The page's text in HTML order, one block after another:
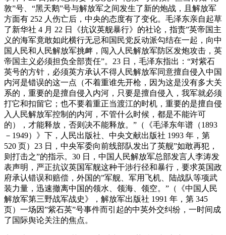
敦”号、“黑天鹅”号与解放军之间发生了新的炮战，且解放军
方面有 252 人伤亡后，中央的态度有了变化。毛泽东亲自起草
了新华社 4 月 22 日《抗议英舰暴行》的社论，指责”英帝国主
义的海军竟敢如此横行无忌和国民党反动派勾结在一起，向中
国人民和人民解放军挑衅，闯入人民解放军防区发炮攻击，英
帝国主义必须担负全部责任”。23 日，毛泽东指出：“对紫石
英号的方针，必须英方承认不得人民解放军同意擅自侵入中国
内河是错误的这一点（不着重谁先开枪，因为这是没有多大关
系的，重要的是擅自侵入内河，只要是擅自侵入，我军就必须
打它和扣留它；也不要着重正当渡江的时机，重要的是擅自侵
入人民解放军控制的内河，不管什么时候，都是不能许可
的），才能释放，否则决不能释放。”（《毛泽东年谱（1893
－1949）》下，人民出版社、中央文献出版社 1993 年，第
520 页）23 日，中央军委向前线部队发出了英舰”如敢再犯，
则打击之”的指示。30 日，中国人民解放军总部发言人李涛发
表声明，严正抗议英国军舰这种干涉行径和暴行，要求英国政
府承认错误和赔偿，外国的”军舰、军用飞机、陆战队等项武
装力量，迅速撤离中国的领水、领海、领空。”（《中国人民
解放军第三野战军战史》，解放军出版社 1991 年，第 345
页）一场因”紫石英”号事件而引起的中英外交纠纷，一时间成
了国际舆论关注的焦点。